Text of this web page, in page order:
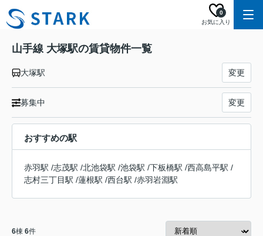
お気に入り
0
山手線 大塚駅の賃貸物件一覧
大塚駅 変更
募集中 変更
おすすめの駅
赤羽駅 /志茂駅 /北池袋駅 /池袋駅 /下板橋駅 /西高島平駅 /
志村三丁目駅 /蓮根駅 /西台駅 /赤羽岩淵駅
6棟 6件